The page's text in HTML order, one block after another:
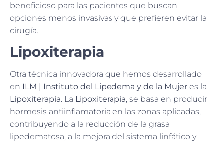
beneficioso para las pacientes que buscan
opciones menos invasivas y que prefieren evitar la
cirugía.
Lipoxiterapia
Otra técnica innovadora que hemos desarrollado
en ILM | Instituto del Lipedema y de la Mujer es la
Lipoxiterapia. La Lipoxiterapia, se basa en producir
hormesis antiinflamatoria en las zonas aplicadas,
contribuyendo a la reducción de la grasa
lipedematosa, a la mejora del sistema linfático y